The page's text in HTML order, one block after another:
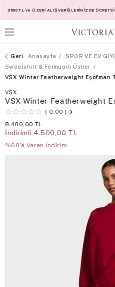
3500 TL ve ÜZERİ ALIŞVERİŞLERİNİZDE
Anasayfa
SPOR VE EV
Sweatshirt & Fermuarlı Üstler
VSX Winter Featherweight Eşofman
VSX
VSX Winter Featherweight
0,00
8.400,00 TL
İndirimli 4.500,00 TL
%60'a Varan İndirim